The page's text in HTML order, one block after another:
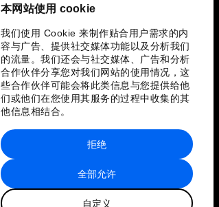
本网站使用 cookie
我们使用 Cookie 来制作贴合用户需求的内
容与广告、提供社交媒体功能以及分析我们
的流量。我们还会与社交媒体、广告和分析
合作伙伴分享您对我们网站的使用情况，这
些合作伙伴可能会将此类信息与您提供给他
们或他们在您使用其服务的过程中收集的其
他信息相结合。
全部允许
自定义
拒绝